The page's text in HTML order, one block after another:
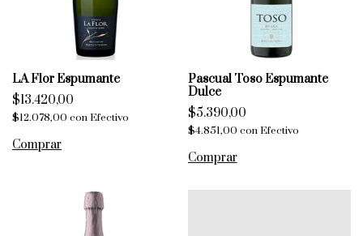
LA Flor Espumante
$13.420,00
$12.078,00 conEfectivo
Pascual Toso Espumante
Dulce
$5.390,00
$4.851,00 con Efectivo